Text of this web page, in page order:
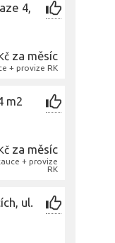
4,
za měsíc
+ provize RK
m2
za měsíc
+ provize
RK
ul.